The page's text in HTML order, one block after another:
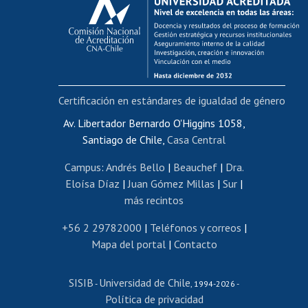
Postulación al AUCAI
Funcionarias/os
Cursos internos de capacitación
Bienestar del personal
Portal de movilidad interna
Certificado de renta
Certificado de renta honorarios
Editar páginas blancas
Extranjeras/os
Revalidación y reconocimiento de títulos
Postulación al Programa de Movilidad Estudiantil
Cursos de español
Av. Libertador Bernardo O'Higgins 1058,
Santiago de Chile, Casa Central
Campus: Andrés Bello | Beauchef| Dra.
Eloísa Díaz |Juan Gómez Millas | Sur |
más recintos
+56 2 29782000 | Teléfonos y correos |
Mapa del portal| Contacto
SISIB - Universidad de Chile, 1994-2026 -
Política de privacidad
Certificación en estándares de igualdad de género